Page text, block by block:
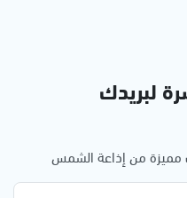
لبريدك
مميزة من إذاعة الشمس